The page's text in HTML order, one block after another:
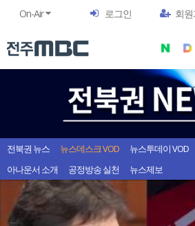
On-Air 로그인 회
전북권 뉴스 뉴스데스크 VOD 뉴스투데이 VOD
아나운서 소개
공정방송 실천 뉴스제보